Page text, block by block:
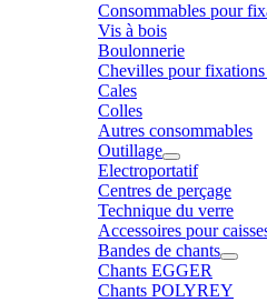
Consommables pour
Vis à bois
Boulonnerie
Chevilles pour fixations
Cales
Colles
Autres consommables
Outillage
Electroportatif
Centres de perçage
Technique du verre
Accessoires pour
Bandes de chants
Chants EGGER
Chants POLYREY